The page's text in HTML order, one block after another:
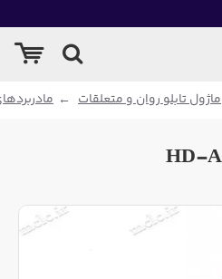
ماژول تابلو روان و متعلقات